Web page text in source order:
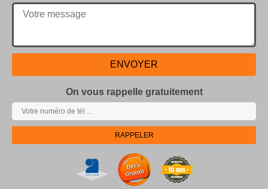
On vous rappelle gratuitement